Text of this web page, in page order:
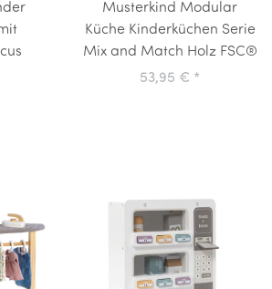
Musterkind Modular
Küche Kinderküchen Serie
Mix and Match Holz FSC®
53,95 € *